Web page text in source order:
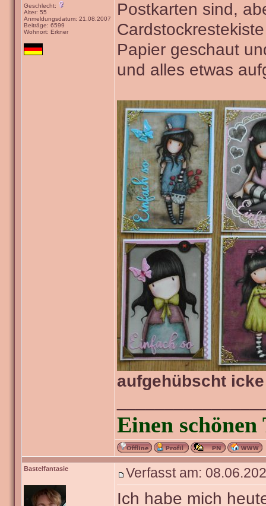
Geschlecht:
Alter: 55
Anmeldungsdatum: 21.08.2007
Beiträge: 6599
Wohnort: Erkner
Postkarten sind,
Papier geschaut
und alles etwas
aufgehübscht icke
Einen
Bastelfantasie Verfasst am:
Ich habe mich